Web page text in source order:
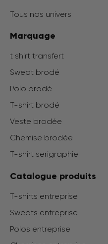
Tous nos univers
Marquage
t shirt transfert
Sweat brodé
Polo brodé
T-shirt brodé
Veste brodée
Chemise brodée
T-shirt serigraphie
Catalogue produits
T-shirts entreprise
Sweats entreprise
Polos entreprise